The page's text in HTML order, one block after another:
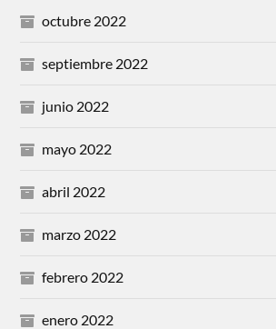
octubre 2022
septiembre 2022
junio 2022
mayo 2022
abril 2022
marzo 2022
febrero 2022
enero 2022